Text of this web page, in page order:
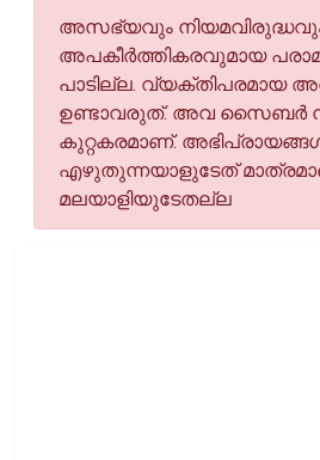
അസഭ്യവും
അപകീര്‍ത്തികരവുമായ
പാടില്ല. വ്യക്തിപരമായ
ഉണ്ടാവരുത്. അവ സൈബര്‍
കുറ്റകരമാണ്.
എഴുതുന്നയാളുടേത്
മലയാളിയുടേതല്ല